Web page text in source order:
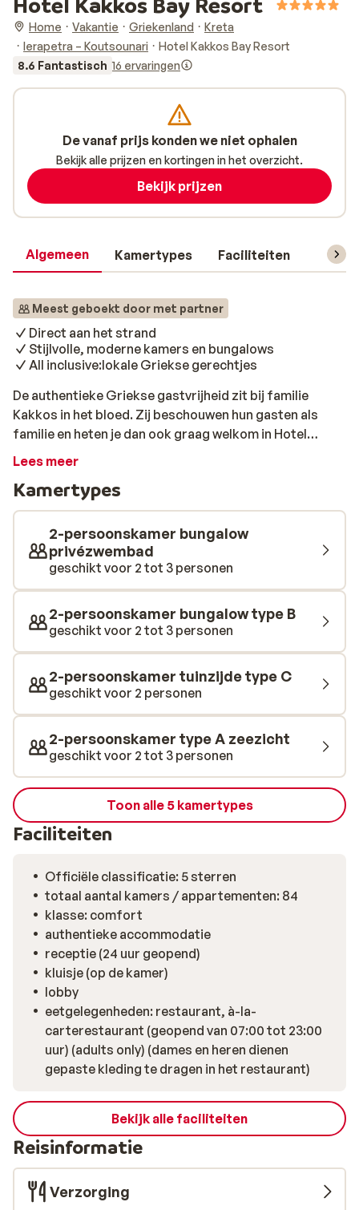
Home Vakantie Griekenland
Kreta
Ierapetra – Koutsounari
Hotel Kakkos Bay Resort
8.6 Fantastisch 16 ervaringen
Algemeen Kamertypes Faciliteiten
Meest geboekt door met partner
Direct aan het strand
Stijlvolle, moderne kamers en bungalows
All inclusive:lokale Griekse gerechtjes
De authentieke Griekse gastvrijheid zit bij familie
Kakkos in het bloed. Zij beschouwen hun gasten als
familie en heten je dan ook graag welkom in Hotel
Kakkos Bay Resort. Dit gezinsvriendelijke hotel ligt bij
prachtige natuur inclusief een kristalheldere zee. Voor
de deur ligt een privé strandje waar jouw ligbed al voor
je klaarstaat voor een dag pure ontspanning.
Overnachten doe je in fijne kamers met een knus
comfort. Voor net een beetje extra luxe zijn er ook
kamers met een privé zwembad. Ook de culinaire
verwennerij staat centraal; van een energie vol
mediterraan ontbijt tot traditionele Griekse gerechten
plus internationale klassiekers bij de lunch en het diner.
met lokale ingrediënten, zodat je de Griekse keuken
goed leert kennen. Tussendoor zijn er heerlijke
drankjes en snacks beschikbaar, ideaal voor een lichte
verfrissing na een zonnige dag.
Lees meer
Kamertypes
2-persoonskamer bungalow
privézwembad
geschikt voor 2 tot 3 personen
2-persoonskamer bungalow type B
geschikt voor 2 tot 3 personen
2-persoonskamer tuinzijde type C
geschikt voor 2 personen
2-persoonskamer type A zeezicht
geschikt voor 2 tot 3 personen
Toon alle 5 kamertypes
Faciliteiten
Officiële classificatie: 5 sterren
totaal aantal kamers / appartementen: 84
klasse: comfort
authentieke accommodatie
receptie (24 uur geopend)
kluisje (op de kamer)
lobby
eetgelegenheden: restaurant, à-la-
carterestaurant (geopend van 07:00 tot 23:00
uur) (adults only) (dames en heren dienen
gepaste kleding te dragen in het restaurant)
Bekijk alle faciliteiten
Reisinformatie
Verzorging
De vanaf prijs konden we niet ophalen
Bekijk alle prijzen en kortingen in het overzicht.
Bekijk prijzen